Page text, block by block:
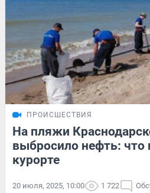
ПРОИСШЕСТВИЯ
На пляжи
выбросило нефть: что
курорте
20 июля, 2025, 10:00 1 722